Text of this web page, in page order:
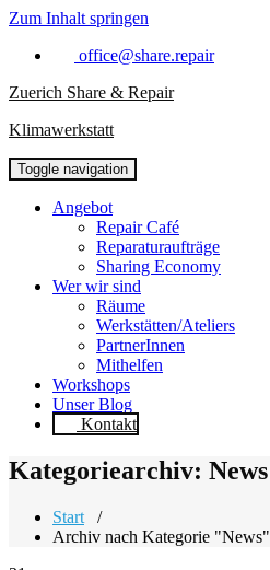
Zum Inhalt springen
office@share.repair
Zuerich Share & Repair
Klimawerkstatt
Toggle navigation
Angebot
Repair Café
Reparaturaufträge
Sharing Economy
Wer wir sind
Räume
Werkstätten/Ateliers
PartnerInnen
Mithelfen
Workshops
Unser Blog
Kontakt
Kategoriearchiv: News
Start /
Archiv nach Kategorie "News"